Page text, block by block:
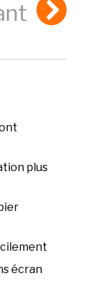
plus
écran